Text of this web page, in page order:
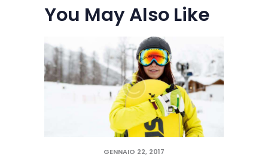
You May Also Like
GENNAIO 22, 2017